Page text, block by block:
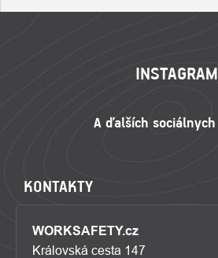
INSTAGRAM
KONTAKTY
WORKSAFETY.cz
Královská cesta 147